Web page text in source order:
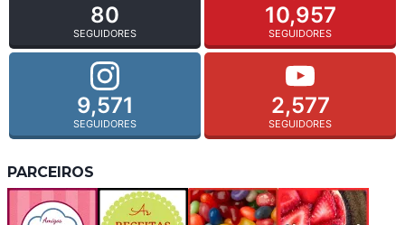
80
SEGUIDORES
10,957
SEGUIDORES
9,571
SEGUIDORES
2,577
SEGUIDORES
PARCEIROS